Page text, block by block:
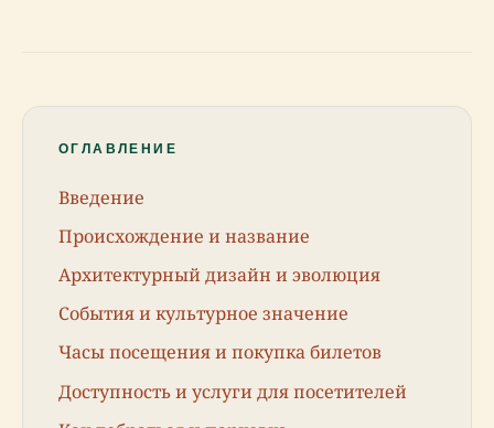
ОГЛАВЛЕНИЕ
Введение
Происхождение и название
Архитектурный дизайн и эволюция
События и культурное значение
Часы посещения и покупка билетов
Доступность и услуги для посетителей